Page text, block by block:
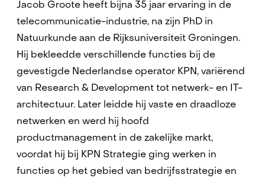
Jacob Groote heeft bijna 35 jaar ervaring in de
telecommunicatie-industrie, na zijn PhD in
Natuurkunde aan de Rijksuniversiteit Groningen.
Hij bekleedde verschillende functies bij de
gevestigde Nederlandse operator KPN, variërend
van Research & Development tot netwerk- en IT-
architectuur. Later leidde hij vaste en draadloze
netwerken en werd hij hoofd
productmanagement in de zakelijke markt,
voordat hij bij KPN Strategie ging werken in
functies op het gebied van bedrijfsstrategie en